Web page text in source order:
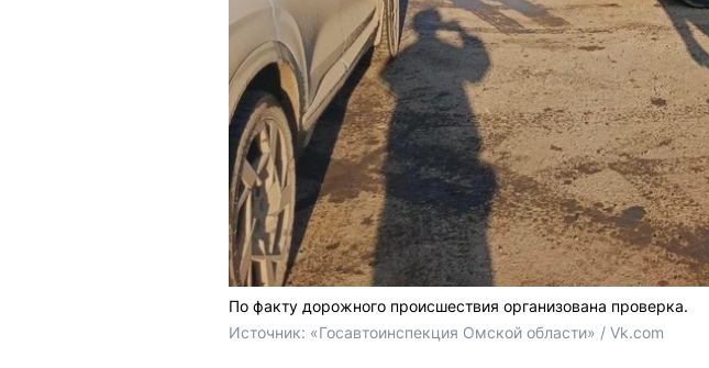
По факту дорожного происшествия организована проверка.
Источник: «Госавтоинспекция Омской области» / Vk.com